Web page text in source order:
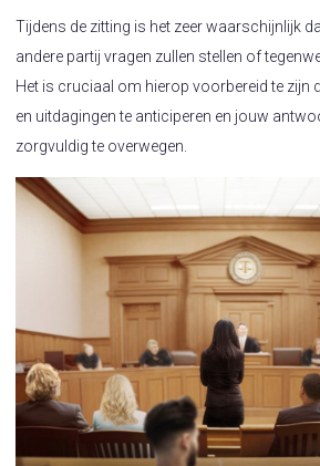
Tijdens de zitting is het zeer waarschijnlijk
andere partij vragen zullen stellen of
Het is cruciaal om hierop voorbereid te zijn
en uitdagingen te anticiperen en jouw
zorgvuldig te overwegen.